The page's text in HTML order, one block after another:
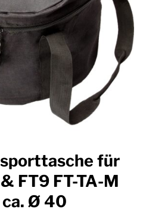
für
FT9 FT-TA-M
ca. Ø 40